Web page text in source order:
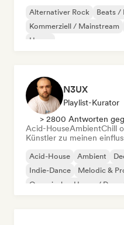
Alternativer Rock Beats /
Kommerziell / Mainstream
House
N3UX
Playlist-Kurator
> 2800 Antworten
Acid-HouseAmbientChill
Künstler zu meinen
Acid-House Ambient
Indie-Dance
Melodic &
Organischer House /